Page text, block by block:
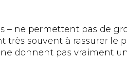
– ne permettent pas de
très souvent à rassurer le
donnent pas vraiment